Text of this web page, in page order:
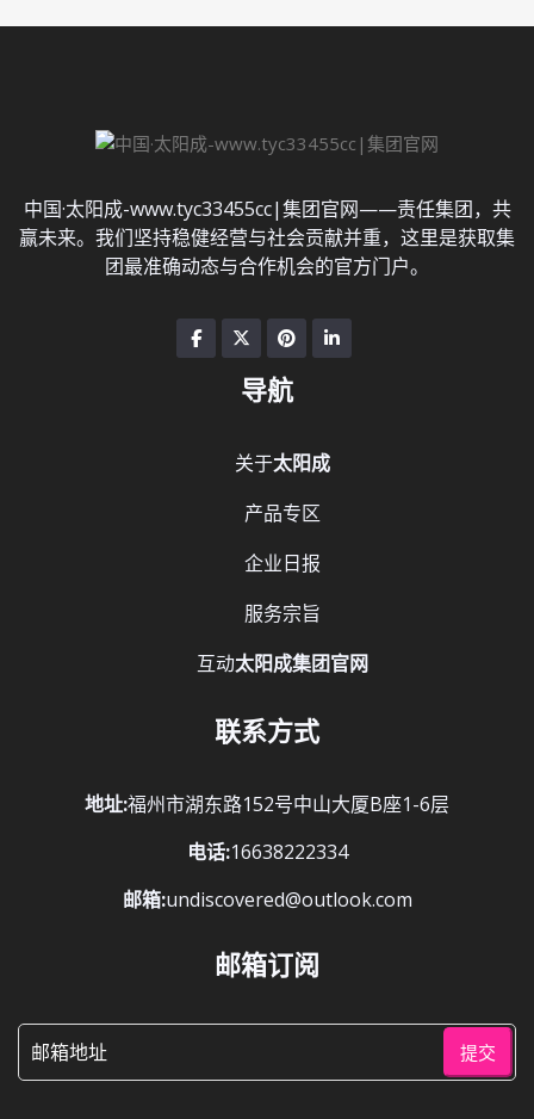
中国·太阳成-www.tyc33455cc|集团官网——责任集团，共
赢未来。我们坚持稳健经营与社会贡献并重，这里是获取集
团最准确动态与合作机会的官方门户。
导航
关于太阳成
产品专区
企业日报
服务宗旨
互动太阳成集团官网
联系方式
地址:福州市湖东路152号中山大厦B座1-6层
电话:16638222334
邮箱:undiscovered@outlook.com
邮箱订阅
提交